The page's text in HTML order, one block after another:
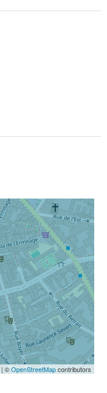
| ©OpenStreetMapcontributors